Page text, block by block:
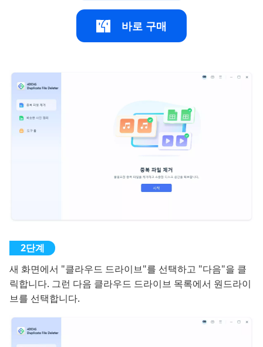
바로 구매
새 화면에서 "클라우드 드라이브"를 선택하고 "다음"을 클
릭합니다. 그런 다음 클라우드 드라이브 목록에서 원드라이
브를 선택합니다.